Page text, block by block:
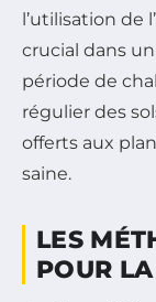
l’utilisation de
crucial dans
période de
régulier des
offerts aux
saine.
LES
POUR